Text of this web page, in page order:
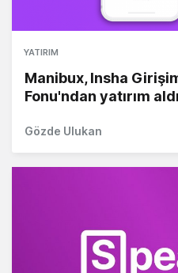
YATIRIM
Manibux, Insha
Fonu'ndan yatırım aldı
Gözde Ulukan